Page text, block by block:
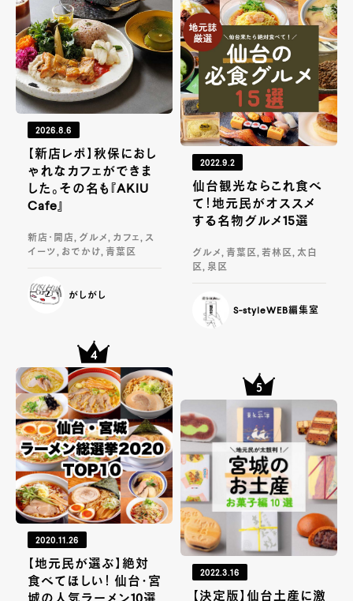
2026.8.6
【新店レポ】秋保におし
ゃれなカフェができま
した。その名も『AKIU
Cafe』
新店・開店, グルメ, カフェ, ス
イーツ, おでかけ, 青葉区
がしがし
2022.9.2
仙台観光ならこれ食べ
て！地元民がオススメ
する名物グルメ15選
グルメ, 青葉区, 若林区, 太白
区, 泉区
S-styleWEB編集室
2020.11.26
【地元民が選ぶ】絶対
食べてほしい！ 仙台・宮
2022.3.16
【決定版】仙台土産に激